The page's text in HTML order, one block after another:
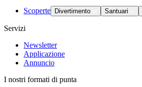
Scoperte Divertimento Santuari
Servizi
Newsletter
Applicazione
Annuncio
I nostri formati di punta